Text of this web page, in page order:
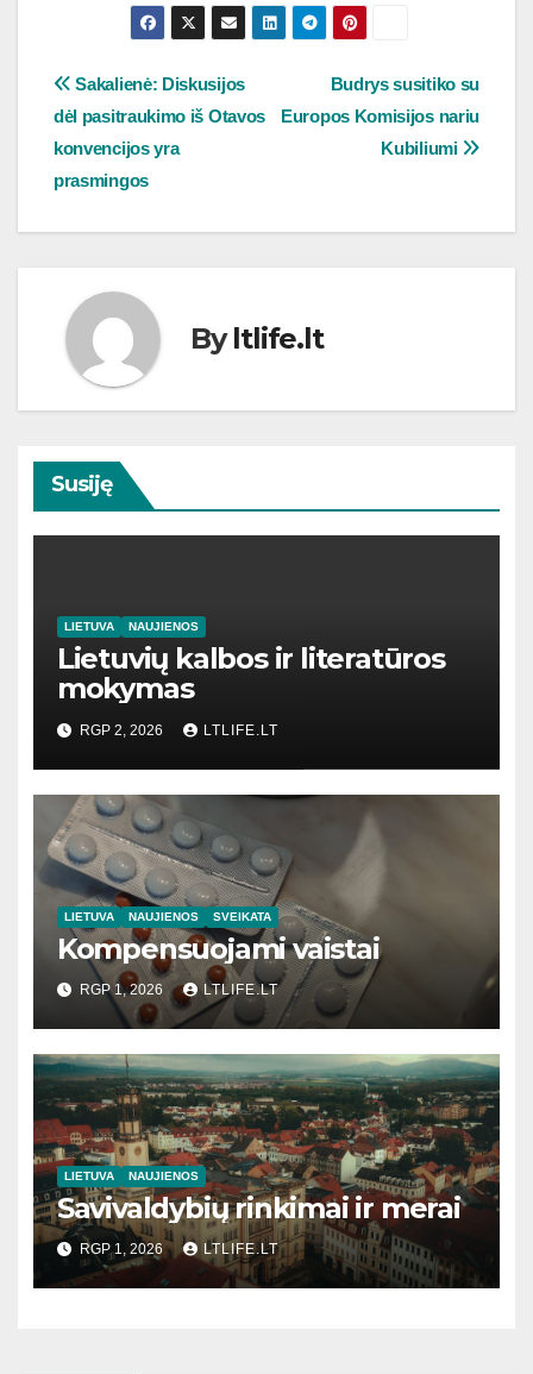
Navigacija
tarp
įrašų
Budrys susitiko su
Europos Komisijos nariu
Kubiliumi
Sakalienė: Diskusijos
dėl pasitraukimo iš Otavos
konvencijos yra
prasmingos
Byltlife.lt
Susiję
LIETUVA NAUJIENOS
Lietuvių kalbos ir literatūros
mokymas
RGP 2, 2026 LTLIFE.LT
LIETUVA NAUJIENOS SVEIKATA
Kompensuojami vaistai
RGP 1, 2026 LTLIFE.LT
LIETUVA NAUJIENOS
Savivaldybių rinkimai ir merai
RGP 1, 2026 LTLIFE.LT